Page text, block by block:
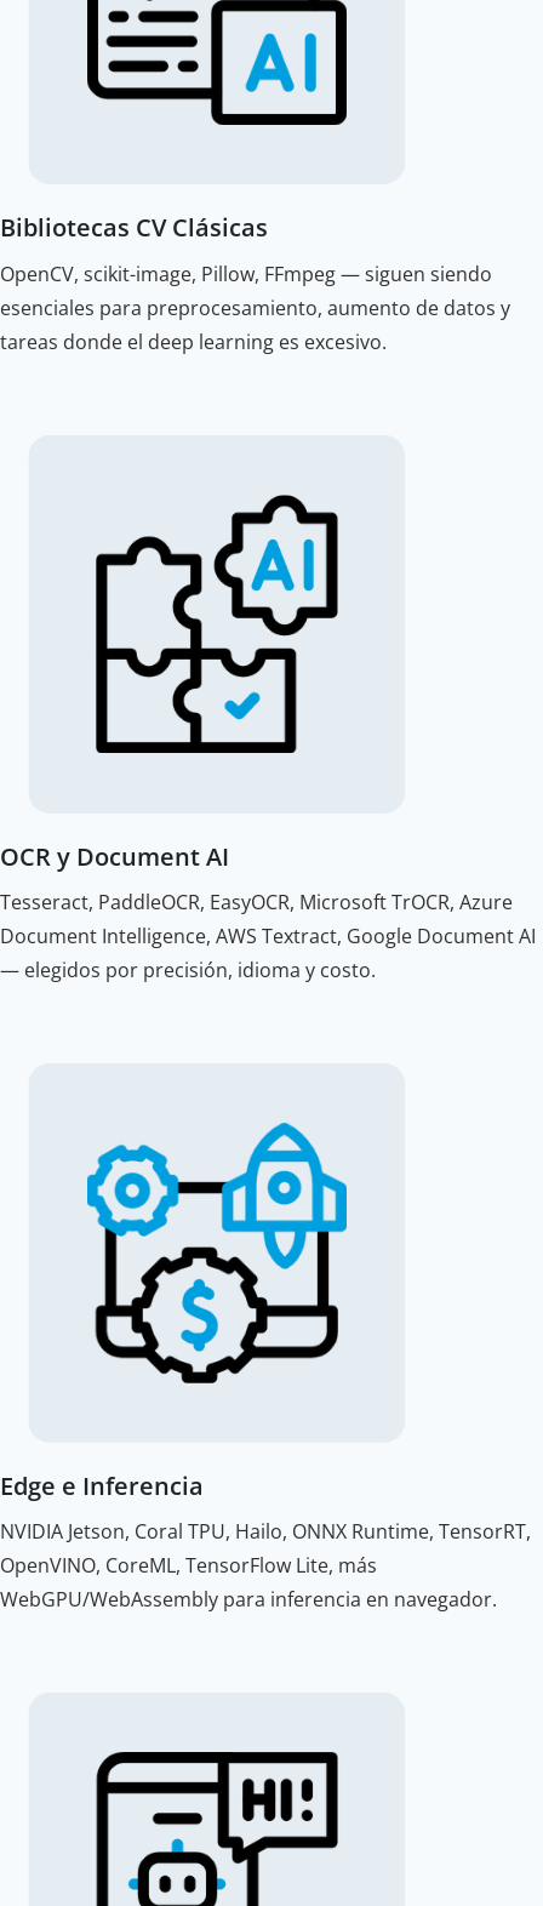
Bibliotecas CV Clásicas
OpenCV, scikit-image, Pillow, FFmpeg — siguen siendo
esenciales para preprocesamiento, aumento de datos y
tareas donde el deep learning es excesivo.
OCR y Document AI
Tesseract, PaddleOCR, EasyOCR, Microsoft TrOCR, Azure
Document Intelligence, AWS Textract, Google Document AI
— elegidos por precisión, idioma y costo.
Edge e Inferencia
NVIDIA Jetson, Coral TPU, Hailo, ONNX Runtime, TensorRT,
OpenVINO, CoreML, TensorFlow Lite, más
WebGPU/WebAssembly para inferencia en navegador.